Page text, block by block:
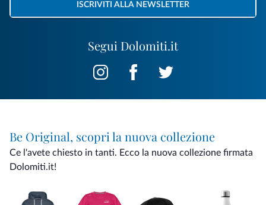
Segui Dolomiti.it
ISCRIVITI ALLA NEWSLETTER
Be Original, scopri la nuova collezione
Ce l'avete chiesto in tanti. Ecco la nuova collezione firmata
Dolomiti.it!